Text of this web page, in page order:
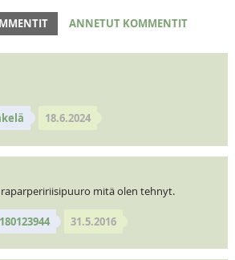
ANNETUT KOMMENTIT
18.6.2024
mitä olen tehnyt.
31.5.2016